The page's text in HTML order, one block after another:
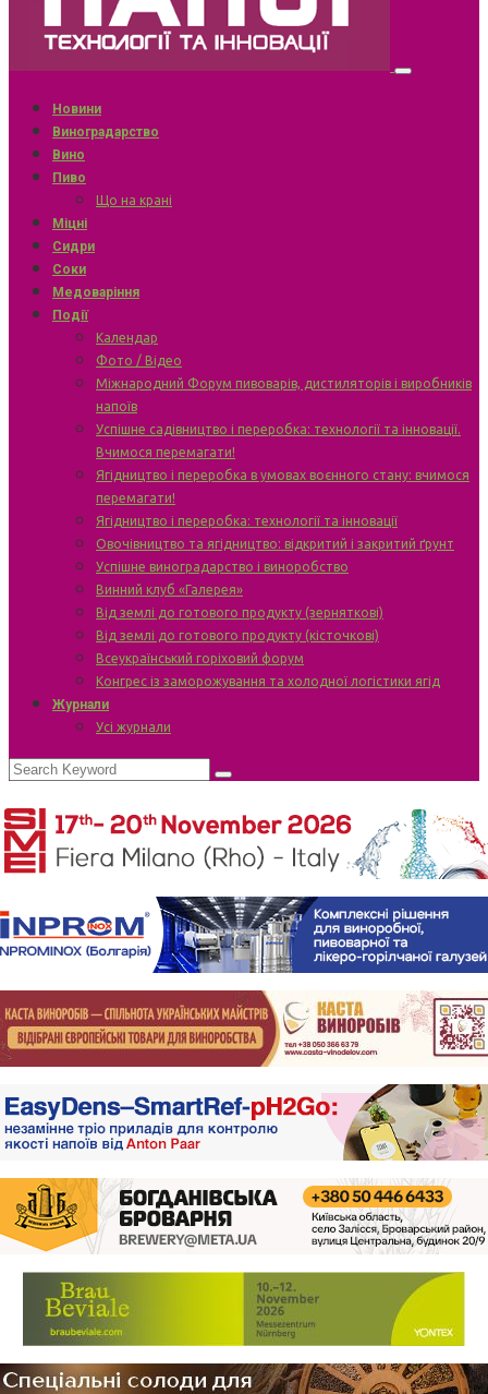
Новини
Виноградарство
Вино
Пиво
Що на крані
Міцні
Сидри
Соки
Медоваріння
Події
Календар
Фото / Відео
Міжнародний Форум пивоварів, дистиляторів і виробників
напоїв
Успішне садівництво і переробка: технології та інновації.
Вчимося перемагати!
Ягідництво і переробка в умовах воєнного стану: вчимося
перемагати!
Ягідництво і переробка: технології та інновації
Овочівництво та ягідництво: відкритий і закритий ґрунт
Успішне виноградарство і виноробство
Винний клуб «Галерея»
Від землі до готового продукту (зерняткові)
Від землі до готового продукту (кісточкові)
Всеукраїнський горіховий форум
Конгрес із заморожування та холодної логістики ягід
Журнали
Усі журнали